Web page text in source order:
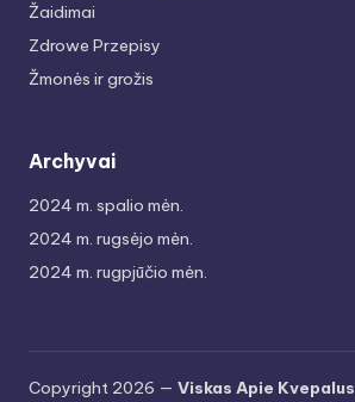
Žaidimai
Zdrowe Przepisy
Žmonės ir grožis
Archyvai
2024 m. spalio mėn.
2024 m. rugsėjo mėn.
2024 m. rugpjūčio mėn.
Copyright 2026 — Viskas Apie Kvepalus